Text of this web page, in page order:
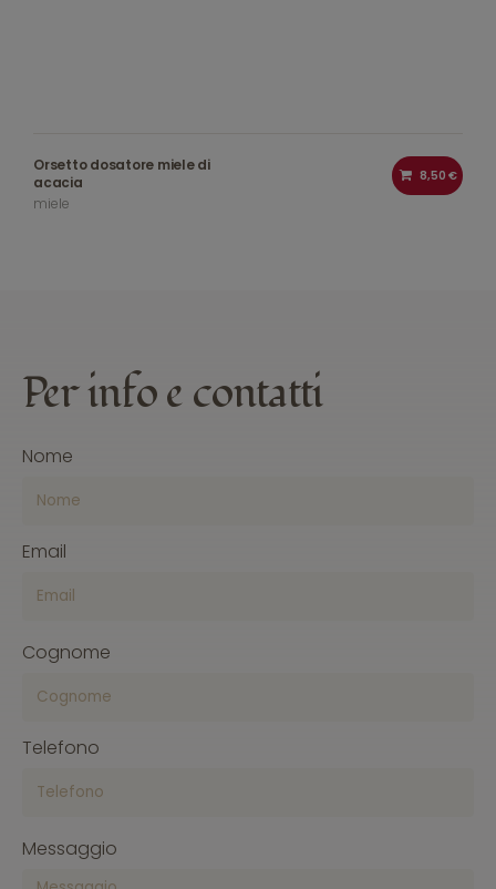
Orsetto dosatore miele di
acacia
miele
8,50 €
Perinfoe contatti
Nome
Email
Cognome
Telefono
Messaggio